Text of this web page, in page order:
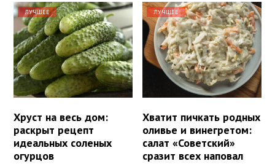
ЛУЧШЕЕ
Хруст на весь дом:
раскрыт рецепт
идеальных соленых
огурцов
ЛУЧШЕЕ
Хватит пичкать родных
оливье и винегретом:
салат «Советский»
сразит всех наповал